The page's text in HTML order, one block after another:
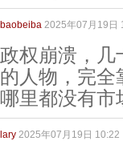
baobeiba 2025年07月19日
政权崩溃，几
的人物，完全
哪里都没有市
lary 2025年07月19日 10:22